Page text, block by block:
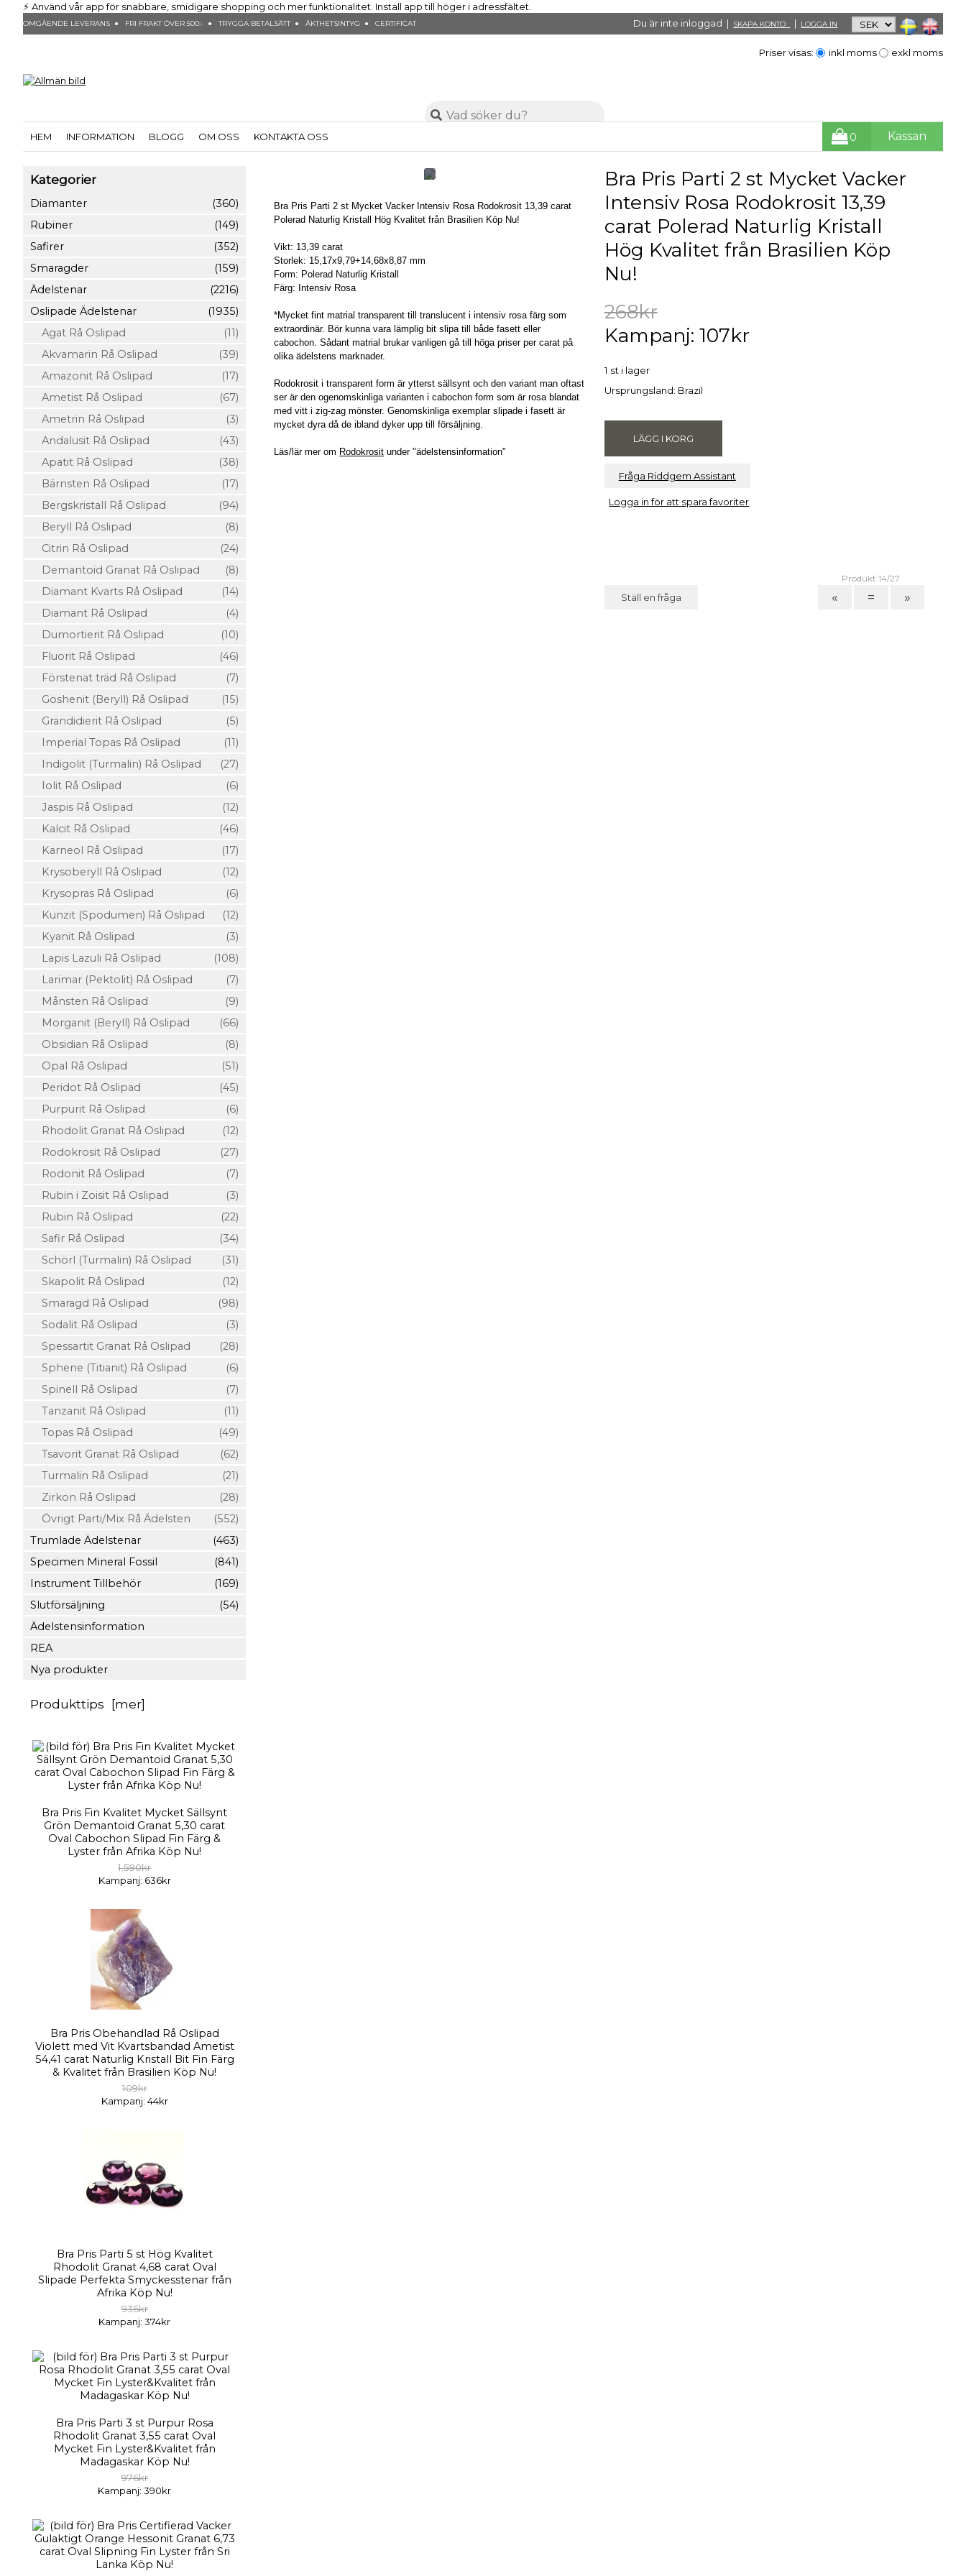
⚡ Använd vår app för snabbare, smidigare shopping och mer funktionalitet. Install app till höger i adressfältet.
OMGÅENDE LEVERANS ● FRI FRAKT ÖVER 500:- ● TRYGGA BETALSÄTT ● ÄKTHETSINTYG ● CERTIFICAT Du är inte inloggad | SKAPA KONTO | LOGGA IN
Priser visas: inkl moms exkl moms
HEM INFORMATION BLOGG OM OSS KONTAKTA OSS 0 Kassan
Kategorier
Diamanter
(360)
Rubiner
(149)
Safirer
(352)
Smaragder
(159)
Ädelstenar
(2216)
Oslipade Ädelstenar
(1935)
Agat Rå Oslipad
(11)
Akvamarin Rå Oslipad
(39)
Amazonit Rå Oslipad
(17)
Ametist Rå Oslipad
(67)
Ametrin Rå Oslipad
(3)
Andalusit Rå Oslipad
(43)
Apatit Rå Oslipad
(38)
Bärnsten Rå Oslipad
(17)
Bergskristall Rå Oslipad
(94)
Beryll Rå Oslipad
(8)
Citrin Rå Oslipad
(24)
Demantoid Granat Rå Oslipad
(8)
Diamant Kvarts Rå Oslipad
(14)
Diamant Rå Oslipad
(4)
Dumortierit Rå Oslipad
(10)
Fluorit Rå Oslipad
(46)
Förstenat träd Rå Oslipad
(7)
Goshenit (Beryll) Rå Oslipad
(15)
Grandidierit Rå Oslipad
(5)
Imperial Topas Rå Oslipad
(11)
Indigolit (Turmalin) Rå Oslipad
(27)
Iolit Rå Oslipad
(6)
Jaspis Rå Oslipad
(12)
Kalcit Rå Oslipad
(46)
Karneol Rå Oslipad
(17)
Krysoberyll Rå Oslipad
(12)
Krysopras Rå Oslipad
(6)
Kunzit (Spodumen) Rå Oslipad
(12)
Kyanit Rå Oslipad
(3)
Lapis Lazuli Rå Oslipad
(108)
Larimar (Pektolit) Rå Oslipad
(7)
Månsten Rå Oslipad
(9)
Morganit (Beryll) Rå Oslipad
(66)
Obsidian Rå Oslipad
(8)
Opal Rå Oslipad
(51)
Peridot Rå Oslipad
(45)
Purpurit Rå Oslipad
(6)
Rhodolit Granat Rå Oslipad
(12)
Rodokrosit Rå Oslipad
(27)
Rodonit Rå Oslipad
(7)
Rubin i Zoisit Rå Oslipad
(3)
Rubin Rå Oslipad
(22)
Safir Rå Oslipad
(34)
Schörl (Turmalin) Rå Oslipad
(31)
Skapolit Rå Oslipad
(12)
Smaragd Rå Oslipad
(98)
Sodalit Rå Oslipad
(3)
Spessartit Granat Rå Oslipad
(28)
Sphene (Titianit) Rå Oslipad
(6)
Spinell Rå Oslipad
(7)
Tanzanit Rå Oslipad
(11)
Topas Rå Oslipad
(49)
Tsavorit Granat Rå Oslipad
(62)
Turmalin Rå Oslipad
(21)
Zirkon Rå Oslipad
(28)
Övrigt Parti/Mix Rå Ädelsten
(552)
Trumlade Ädelstenar
(463)
Specimen Mineral Fossil
(841)
Instrument Tillbehör
(169)
Slutförsäljning
(54)
Ädelstensinformation
REA
Nya produkter
Produkttips [mer]
Bra Pris Fin Kvalitet Mycket Sällsynt
Grön Demantoid Granat 5,30 carat
Oval Cabochon Slipad Fin Färg &
Lyster från Afrika Köp Nu!
1.590kr
Kampanj: 636kr
Bra Pris Obehandlad Rå Oslipad
Violett med Vit Kvartsbandad Ametist
54,41 carat Naturlig Kristall Bit Fin Färg
& Kvalitet från Brasilien Köp Nu!
109kr
Kampanj: 44kr
Bra Pris Parti 5 st Hög Kvalitet
Rhodolit Granat 4,68 carat Oval
Slipade Perfekta Smyckesstenar från
Afrika Köp Nu!
936kr
Kampanj: 374kr
Bra Pris Parti 3 st Purpur Rosa
Rhodolit Granat 3,55 carat Oval
Mycket Fin Lyster&Kvalitet från
Madagaskar Köp Nu!
976kr
Kampanj: 390kr
Bra Pris Parti 2 st Mycket Vacker Intensiv Rosa Rodokrosit 13,39 carat
Polerad Naturlig Kristall Hög Kvalitet från Brasilien Köp Nu!
Vikt: 13,39 carat
Storlek: 15,17x9,79+14,68x8,87 mm
Form: Polerad Naturlig Kristall
Färg: Intensiv Rosa
*Mycket fint matrial transparent till translucent i intensiv rosa färg som
extraordinär. Bör kunna vara lämplig bit slipa till både fasett eller
cabochon. Sådant matrial brukar vanligen gå till höga priser per carat på
olika ädelstens marknader.
Rodokrosit i transparent form är ytterst sällsynt och den variant man oftast
ser är den ogenomskinliga varianten i cabochon form som är rosa blandat
med vitt i zig-zag mönster. Genomskinliga exemplar slipade i fasett är
mycket dyra då de ibland dyker upp till försäljning.
Läs/lär mer om Rodokrosit under "ädelstensinformation"
Bra Pris Parti 2 st Mycket Vacker
Intensiv Rosa Rodokrosit 13,39
carat Polerad Naturlig Kristall
Hög Kvalitet från Brasilien Köp
Nu!
268kr
Kampanj: 107kr
1 st i lager
Ursprungsland: Brazil
Fråga Riddgem Assistant
Logga in för att spara favoriter
Ställ en fråga
Produkt 14/27
« = »